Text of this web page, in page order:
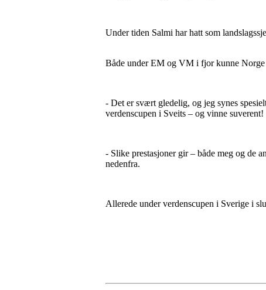
Under tiden Salmi har hatt som
Både under EM og VM i fjor kunne Norge
- Det er svært gledelig, og jeg synes
verdenscupen i Sveits – og vinne suverent!
- Slike prestasjoner gir – både meg og de
nedenfra.
Allerede under verdenscupen i Sverige i